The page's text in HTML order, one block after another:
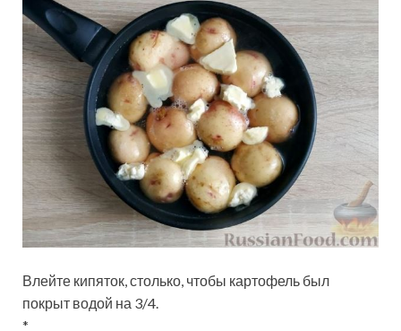
Влейте кипяток, столько, чтобы картофель был
покрыт водой на 3/4.
*